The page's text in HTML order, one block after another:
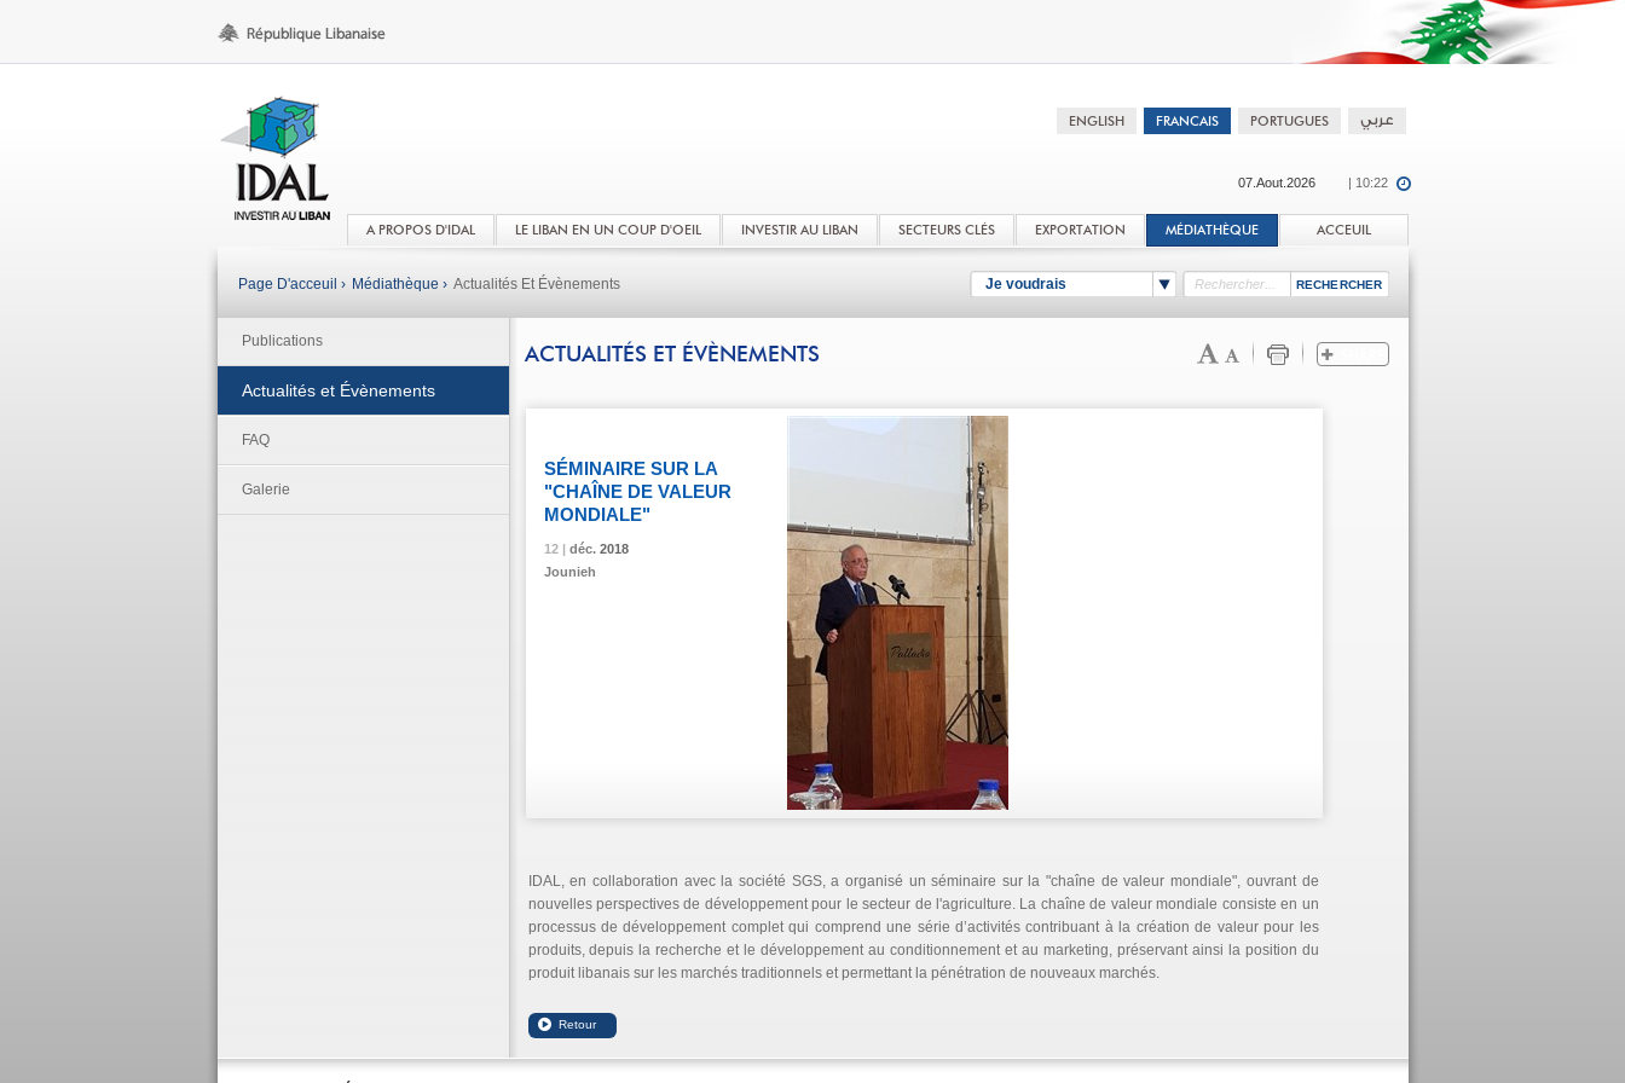
07.Aout.2026 | 10:22
A PROPOS D'IDAL LE LIBAN EN UN COUP D'OEIL INVESTIR AU LIBAN SECTEURS CLÉS EXPORTATION MÉDIATHÈQUE ACCEUIL
Je voudrais
Page D'acceuil › Médiathèque › Actualités Et Évènements
Publications
Actualités et Évènements
FAQ
Galerie
ACTUALITÉS ET ÉVÈNEMENTS
12 | déc.2018
SÉMINAIRE SUR LA
"CHAÎNE DE VALEUR
MONDIALE"
12 | déc.2018
Jounieh
12 | déc.2018
IDAL, en collaboration avec la société SGS, a organisé un séminaire sur la "chaîne de valeur mondiale", ouvrant de
nouvelles perspectives de développement pour le secteur de l'agriculture. La chaîne de valeur mondiale consiste en un
processus de développement complet qui comprend une série d’activités contribuant à la création de valeur pour les
produits, depuis la recherche et le développement au conditionnement et au marketing, préservant ainsi la position du
produit libanais sur les marchés traditionnels et permettant la pénétration de nouveaux marchés.